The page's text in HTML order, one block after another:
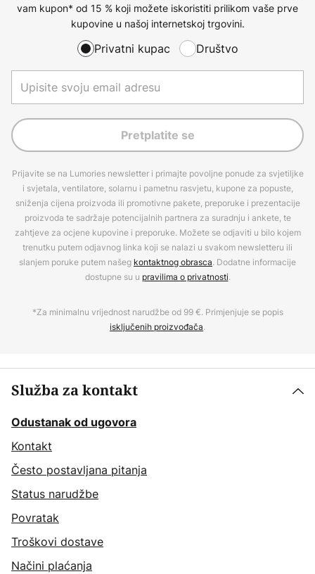
vam kupon* od 15 % koji možete iskoristiti prilikom vaše prve
kupovine u našoj internetskoj trgovini.
Privatni kupac Društvo
Pretplatite se
Prijavite se na Lumories newsletter i primajte povoljne ponude za svjetiljke
i svjetala, ventilatore, solarnu i pametnu rasvjetu, kupone za popuste,
sniženja cijena proizvoda ili promotivne pakete, preporuke i prezentacije
proizvoda te sadržaje potencijalnih partnera za suradnju i ankete, te
zahtjeve za ocjene kupovine i preporuke. Možete se odjaviti u bilo kojem
trenutku putem odjavnog linka koji se nalazi u svakom newsletteru ili
slanjem poruke putem našeg kontaktnog obrasca. Dodatne informacije
dostupne su u pravilima o privatnosti.
*Za minimalnu vrijednost narudžbe od 99 €. Primjenjuje se popis
isključenih proizvođača.
Služba za kontakt
Odustanak od ugovora
Kontakt
Često postavljana pitanja
Status narudžbe
Povratak
Troškovi dostave
Načini plaćanja